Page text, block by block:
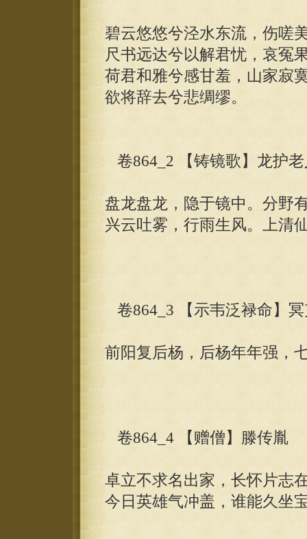
碧云悠悠兮泾水东流，伤嗟
尺书远达兮以解君忧，哀冤
荷君和雅兮感甘羞，山家寂
欲将辞去兮悲绸缪。
卷864_2 【铸镜歌】龙护
盘龙盘龙，隐于镜中。分野
兴云吐雾，行雨生风。上清
卷864_3 【示韦泛禄命】
前阳复后杨，后杨年年强，
卷864_4 【赠僧】滕传胤
卓立不求名出家，长怀片志
今日英雄气冲盖，谁能久坐